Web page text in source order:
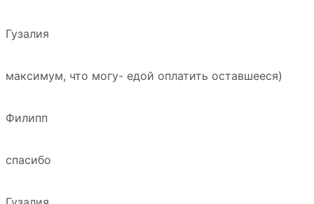
Гузалия
максимум, что могу- едой оплатить оставшееся)
Филипп
спасибо